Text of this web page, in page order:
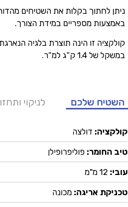
ניתן לחתוך בקלות את השטיחים
באמצעות מספריים במידת הצורך.
במשקל של 1.4 ק”ג למ”ר.
השטיח שלכם לניקוי
קולקציה: דולצה
טיב החומר: פוליפרופילן
עובי: 12 מ"מ
טכניקת אריגה: מכונה